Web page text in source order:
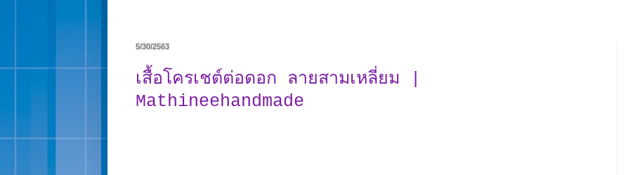
5/30/2563
เสื้อโครเชต์ต่อดอก ลายสามเหลี่ยม |
Mathineehandmade